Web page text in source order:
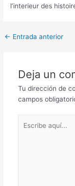
l’interieur des
Post
← Entrada anterior
Deja un
Tu dirección de
campos
aquí...